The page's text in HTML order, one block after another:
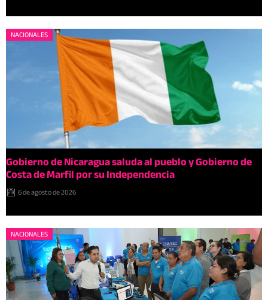
NACIONALES
Gobierno de Nicaragua saluda al pueblo y Gobierno de
Costa de Marfil por su Independencia
6 de agosto de 2026
NACIONALES